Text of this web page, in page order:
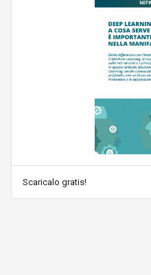
Scaricalo gratis!